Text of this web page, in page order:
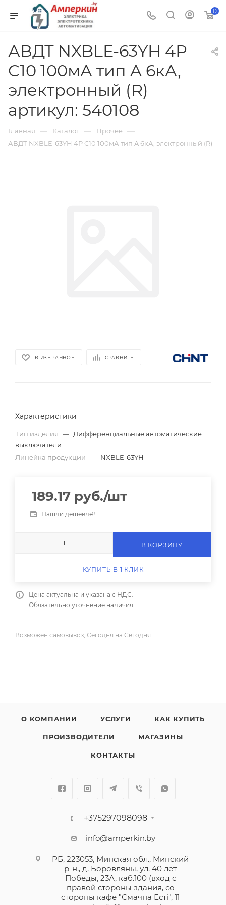
0
АВДТ NXBLE-63YH 4P
C10 100мА тип A 6кА,
электронный (R)
артикул: 540108
Главная — Каталог — Прочее —
АВДТ NXBLE-63YH 4P C10 100мА тип A 6кА, электронный (R)
В ИЗБРАННОЕ СРАВНИТЬ
Характеристики
Тип изделия — Дифференциальные автоматические
выключатели
Линейка продукции — NXBLE-63YH
189.17 руб./шт
Нашли дешевле?
В КОРЗИНУ
КУПИТЬ В 1 КЛИК
Цена актуальна и указана с НДС.
Обязательно уточнение наличия.
Возможен самовывоз, Сегодня на Сегодня.
О КОМПАНИИ УСЛУГИ КАК КУПИТЬ
ПРОИЗВОДИТЕЛИ МАГАЗИНЫ
КОНТАКТЫ
+375297098098
info@amperkin.by
РБ, 223053, Минская обл., Минский
р-н., д. Боровляны, ул. 40 лет
Победы, 23А, каб.100 (вход с
правой стороны здания, со
стороны кафе "Смачна Естi", 11